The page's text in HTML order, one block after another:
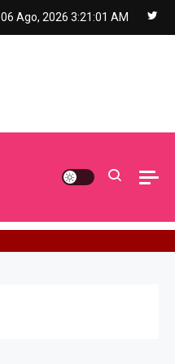
06 Ago, 2026 3:21:02 AM